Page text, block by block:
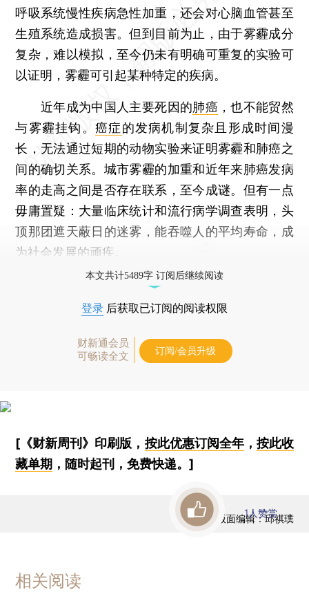
呼吸系统慢性疾病急性加重，还会对心脑血管甚至
生殖系统造成损害。但到目前为止，由于雾霾成分
复杂，难以模拟，至今仍未有明确可重复的实验可
以证明，雾霾可引起某种特定的疾病。
近年成为中国人主要死因的肺癌 ，也不能贸然
与雾霾挂钩。 癌症的发病机制复杂且形成时间漫
长，无法通过短期的动物实验来证明雾霾和肺癌之
间的确切关系。城市雾霾的加重和近年来肺癌发病
率的走高之间是否存在联系，至今成谜。但有一点
毋庸置疑：大量临床统计和流行病学调查表明，头
顶那团遮天蔽日的迷雾，能吞噬人的平均寿命，成
为社会发展的顽疾。
本文共计5489字 订阅后继续阅读
登录 后获取已订阅的阅读权限
财新通会员
可畅读全文
订阅/会员升级
[《财新周刊》印刷版， 按此优惠订阅全年， 按此收
藏单期 ，随时起刊，免费快递。]
版面编辑：邱祺璞
1人赞赏
相关阅读